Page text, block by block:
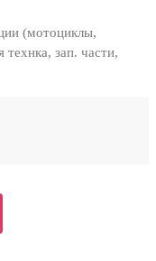
(мотоциклы,
зап. части,